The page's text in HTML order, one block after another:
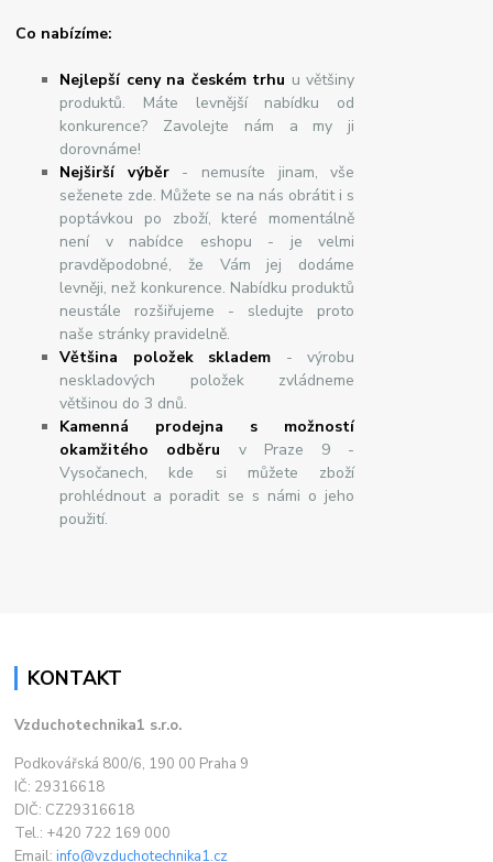
Co nabízíme:
Nejlepší ceny na českém trhu u většiny
produktů. Máte levnější nabídku od
konkurence? Zavolejte nám a my ji
dorovnáme!
Nejširšívýběr- nemusíte jinam, vše
seženete zde. Můžete se na nás obrátit i s
poptávkou po zboží, které momentálně
není v nabídce eshopu - je velmi
pravděpodobné, že Vám jej dodáme
levněji, než konkurence. Nabídku produktů
neustále rozšiřujeme - sledujte proto
naše stránky pravidelně.
Většina položek skladem - výrobu
neskladových položek zvládneme
většinou do 3 dnů.
Kamenná prodejna s možností
okamžitého odběru v Praze 9 -
Vysočanech, kde si můžete zboží
prohlédnout a poradit se s námi o jeho
použití.
KONTAKT
Vzduchotechnika1 s.r.o.
Podkovářská 800/6, 190 00 Praha 9
IČ: 29316618
DIČ: CZ29316618
Tel.: +420 722 169 000
Email:info@vzduchotechnika1.cz